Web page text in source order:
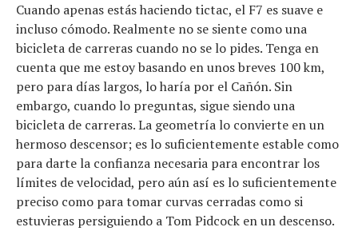
Cuando apenas estás haciendo tictac, el F7 es suave e
incluso cómodo. Realmente no se siente como una
bicicleta de carreras cuando no se lo pides. Tenga en
cuenta que me estoy basando en unos breves 100 km,
pero para días largos, lo haría por el Cañón. Sin
embargo, cuando lo preguntas, sigue siendo una
bicicleta de carreras. La geometría lo convierte en un
hermoso descensor; es lo suficientemente estable como
para darte la confianza necesaria para encontrar los
límites de velocidad, pero aún así es lo suficientemente
preciso como para tomar curvas cerradas como si
estuvieras persiguiendo a Tom Pidcock en un descenso.